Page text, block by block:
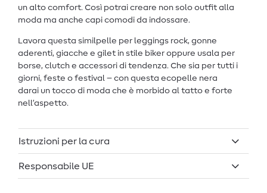
un alto comfort. Così potrai creare non solo outfit alla
moda ma anche capi comodi da indossare.
Lavora questa similpelle per leggings rock, gonne
aderenti, giacche e gilet in stile biker oppure usala per
borse, clutch e accessori di tendenza. Che sia per tutti i
giorni, feste o festival – con questa ecopelle nera
darai un tocco di moda che è morbido al tatto e forte
nell’aspetto.
Istruzioni per la cura
Responsabile UE